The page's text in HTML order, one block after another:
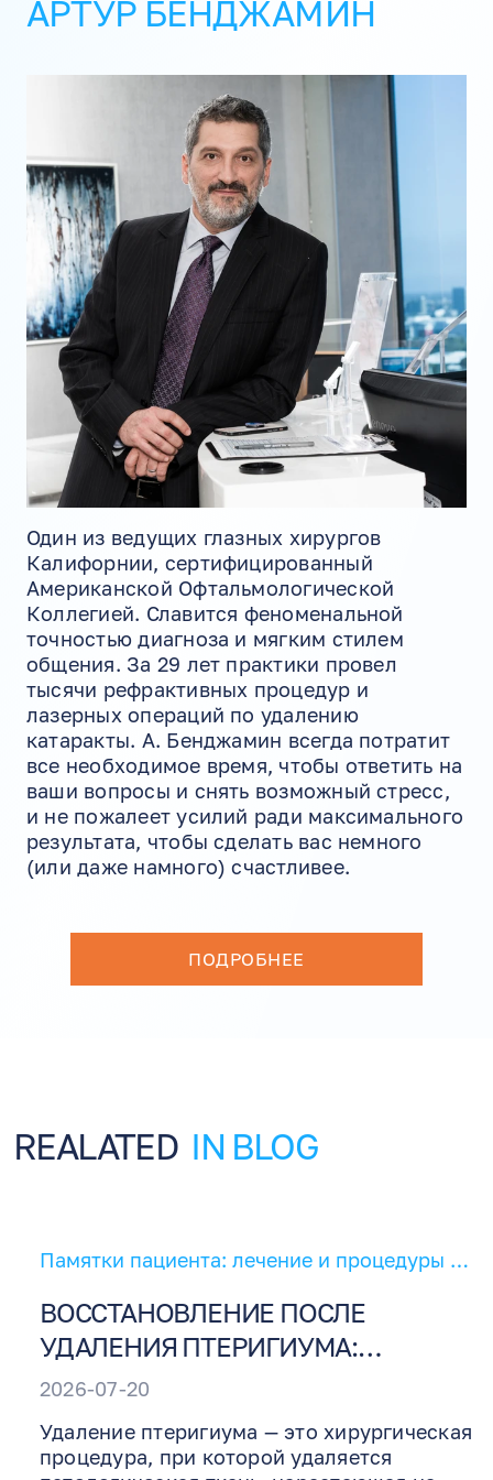
АРТУР БЕНДЖАМИН
Один из ведущих глазных хирургов
Калифорнии, сертифицированный
Американской Офтальмологической
Коллегией. Славится феноменальной
точностью диагноза и мягким стилем
общения. За 29 лет практики провел
тысячи рефрактивных процедур и
лазерных операций по удалению
катаракты. А. Бенджамин всегда потратит
все необходимое время, чтобы ответить на
ваши вопросы и снять возможный стресс,
и не пожалеет усилий ради максимального
результата, чтобы сделать вас немного
(или даже намного) счастливее.
ПОДРОБНЕЕ
REALATED IN BLOG
Памятки пациента: лечение и процедуры для глаз
ВОССТАНОВЛЕНИЕ ПОСЛЕ
УДАЛЕНИЯ ПТЕРИГИУМА:
ИНСТРУКЦИИ ПО
2026-07-20
Удаление птеригиума — это хирургическая
процедура, при которой удаляется